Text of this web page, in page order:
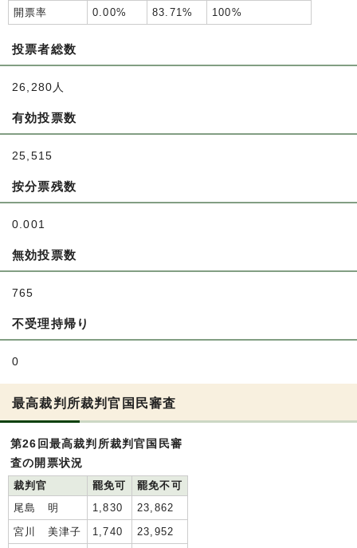
開票率
0.00% 83.71% 100%
投票者総数
26,280人
有効投票数
25,515
按分票残数
0.001
無効投票数
765
不受理持帰り
0
最高裁判所裁判官国民審査
第26回最高裁判所裁判官国民審
査の開票状況
裁判官
罷免可
罷免不可
尾島 明
1,830
23,862
宮川 美津子
1,740
23,952